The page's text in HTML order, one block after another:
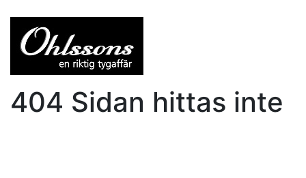
404 Sidan hittas inte